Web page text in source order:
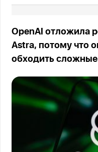
OpenAI отложила
Astra, потому что
обходить